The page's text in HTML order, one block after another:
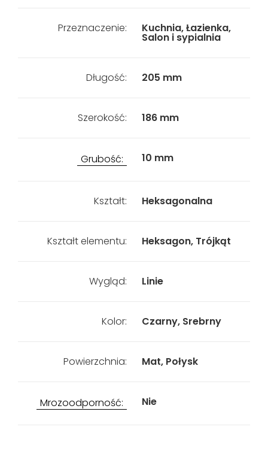
Przeznaczenie: Kuchnia, Łazienka,
Salon i sypialnia
Długość: 205 mm
Szerokość: 186 mm
Grubość: 10 mm
Kształt: Heksagonalna
Kształt elementu: Heksagon, Trójkąt
Wygląd: Linie
Kolor: Czarny, Srebrny
Powierzchnia: Mat, Połysk
Mrozoodporność: Nie